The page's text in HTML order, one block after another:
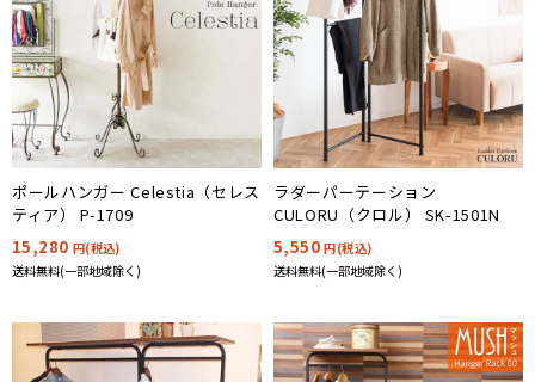
ポールハンガー Celestia（セレス
ティア） P-1709
15,280 円(税込)
送料無料(一部地域除く)
ラダーパーテーション
CULORU（クロル） SK-1501N
5,550円(税込)
送料無料(一部地域除く)